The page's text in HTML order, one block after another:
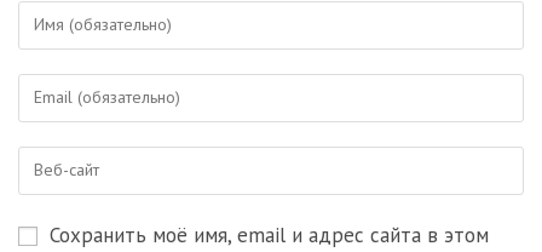
Введите
или
имя
пользователя,
чтобы
прокомментировать
Введите
адрес,
чтобы
Введите
веб-Сохранить моё имя, email и адрес сайта в этом